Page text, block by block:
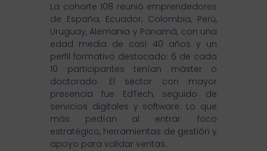
La cohorte 108 reunió emprendedores
de España, Ecuador, Colombia, Perú,
Uruguay, Alemania y Panamá, con una
edad media de casi 40 años y un
perfil formativo destacado: 6 de cada
10 participantes tenían máster o
doctorado. El sector con mayor
presencia fue EdTech, seguido de
servicios digitales y software. Lo que
más pedían al entrar: foco
estratégico, herramientas de gestión y
apoyo para validar ventas.